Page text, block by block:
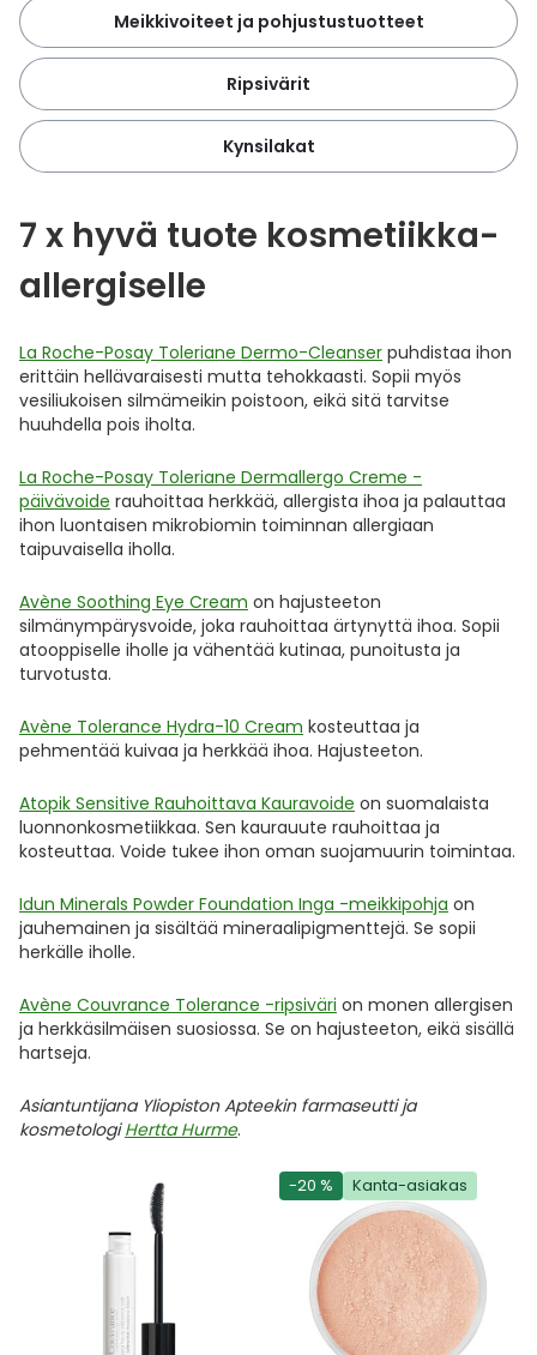
Meikkivoiteet ja pohjustustuotteet
Ripsivärit
Kynsilakat
7 x hyvä tuote kosmetiikka-
allergiselle
La Roche-Posay Toleriane Dermo-Cleanser puhdistaa ihon
erittäin hellävaraisesti mutta tehokkaasti. Sopii myös
vesiliukoisen silmämeikin poistoon, eikä sitä tarvitse
huuhdella pois iholta.
La Roche-Posay Toleriane Dermallergo Creme -
päivävoide rauhoittaa herkkää, allergista ihoa ja palauttaa
ihon luontaisen mikrobiomin toiminnan allergiaan
taipuvaisella iholla.
Avène Soothing Eye Cream on hajusteeton
silmänympärysvoide, joka rauhoittaa ärtynyttä ihoa. Sopii
atooppiselle iholle ja vähentää kutinaa, punoitusta ja
turvotusta.
Avène Tolerance Hydra-10 Cream kosteuttaa ja
pehmentää kuivaa ja herkkää ihoa. Hajusteeton.
Atopik Sensitive Rauhoittava Kauravoide on suomalaista
luonnonkosmetiikkaa. Sen kaurauute rauhoittaa ja
kosteuttaa. Voide tukee ihon oman suojamuurin toimintaa.
Idun Minerals Powder Foundation Inga -meikkipohja on
jauhemainen ja sisältää mineraalipigmenttejä. Se sopii
herkälle iholle.
Avène Couvrance Tolerance -ripsiväri on monen allergisen
ja herkkäsilmäisen suosiossa. Se on hajusteeton, eikä sisällä
hartseja.
Asiantuntijana Yliopiston Apteekin farmaseutti ja
kosmetologiHertta Hurme.
-20 % Kanta-asiakas